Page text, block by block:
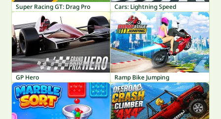
Super Racing GT: Drag Pro Cars: Lightning Speed
GP Hero Ramp Bike Jumping